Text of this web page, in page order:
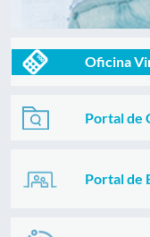
Oficina
Portal de
Portal de